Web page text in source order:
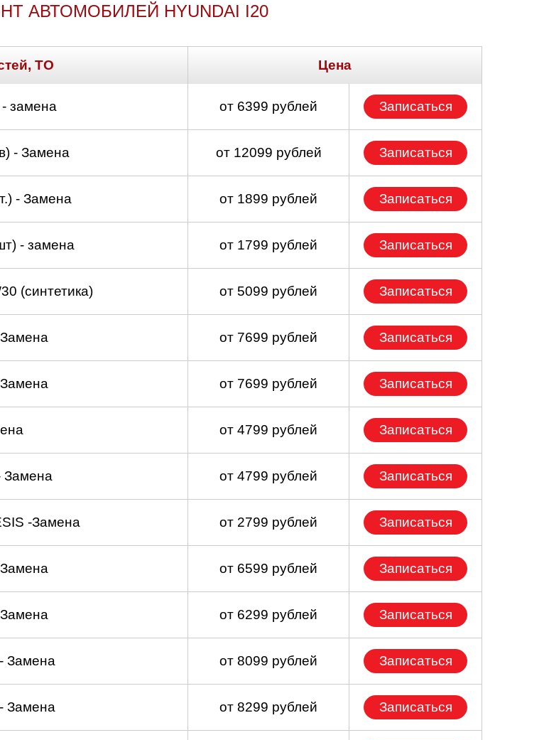
АВТОМОБИЛЕЙ HYUNDAI I20
ТО Цена
замена от 6399 рублей Записаться
- Замена от 12099 рублей Записаться
- Замена от 1899 рублей Записаться
- замена от 1799 рублей Записаться
(синтетика) от 5099 рублей Записаться
от 7699 рублей Записаться
от 7699 рублей Записаться
от 4799 рублей Записаться
Замена от 4799 рублей Записаться
-Замена от 2799 рублей Записаться
от 6599 рублей Записаться
от 6299 рублей Записаться
Замена от 8099 рублей Записаться
Замена от 8299 рублей Записаться